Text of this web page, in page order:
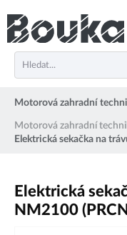
Motorová zahradní
Motorová zahradní
Elektrická sekačka na
Elektrická
NM2100